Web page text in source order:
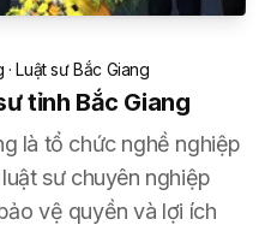
·Luật sư Bắc Giang
tỉnh Bắc Giang
là tổ chức nghề nghiệp
sư chuyên nghiệp
vệ quyền và lợi ích